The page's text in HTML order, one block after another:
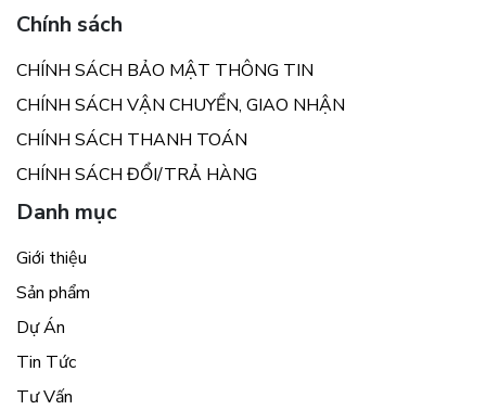
Chính sách
CHÍNH SÁCH BẢO MẬT THÔNG TIN
CHÍNH SÁCH VẬN CHUYỂN, GIAO NHẬN
CHÍNH SÁCH THANH TOÁN
CHÍNH SÁCH ĐỔI/TRẢ HÀNG
Danh mục
Giới thiệu
Sản phẩm
Dự Án
Tin Tức
Tư Vấn